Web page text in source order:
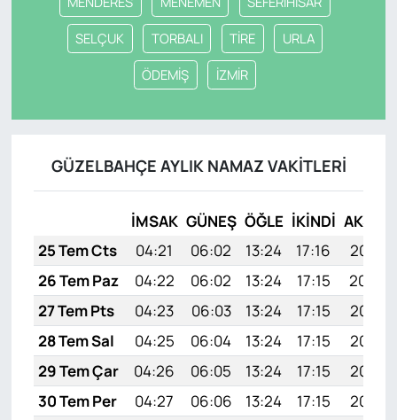
SELÇUK TORBALI TİRE URLA
ÖDEMİŞ İZMİR
GÜZELBAHÇE AYLIK NAMAZ VAKITLERI
İMSAK GÜNEŞ ÖĞLE İKINDI AKŞAM
25 Tem Cts
04:21 06:02 13:24 17:16
20:37
26 Tem Paz
04:22 06:02 13:24 17:15
20:36
27 Tem Pts
04:23 06:03 13:24 17:15
20:35
28 Tem Sal
04:25 06:04 13:24 17:15
20:34
29 Tem Çar
04:26 06:05 13:24 17:15
20:33
30 Tem Per
04:27 06:06 13:24 17:15
20:32